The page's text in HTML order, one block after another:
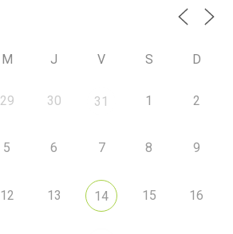
M J V S D
29 30 31 1 2
5 6 7 8 9
12 13 14 15 16